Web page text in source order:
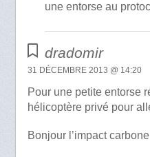
une entorse au
dradomir
31 DÉCEMBRE 2013 @ 14:20
Pour une petite entorse
hélicoptère privé pour
Bonjour l’impact